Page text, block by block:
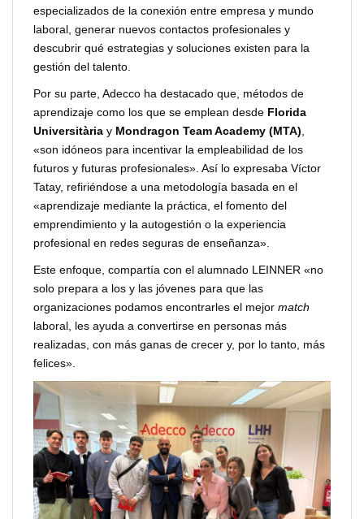
especializados de la conexión entre empresa y mundo
laboral, generar nuevos contactos profesionales y
descubrir qué estrategias y soluciones existen para la
gestión del talento.
Por su parte, Adecco ha destacado que, métodos de
aprendizaje como los que se emplean desde Florida
Universitària y Mondragon Team Academy (MTA),
«son idóneos para incentivar la empleabilidad de los
futuros y futuras profesionales». Así lo expresaba Víctor
Tatay, refiriéndose a una metodología basada en el
«aprendizaje mediante la práctica, el fomento del
emprendimiento y la autogestión o la experiencia
profesional en redes seguras de enseñanza».
Este enfoque, compartía con el alumnado LEINNER «no
solo prepara a los y las jóvenes para que las
organizaciones podamos encontrarles el mejor match
laboral, les ayuda a convertirse en personas más
realizadas, con más ganas de crecer y, por lo tanto, más
felices».